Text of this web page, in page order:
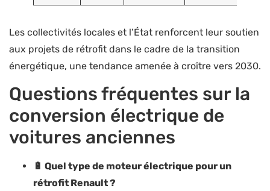
Les collectivités locales et l’État renforcent leur soutien
aux projets de rétrofit dans le cadre de la transition
énergétique, une tendance amenée à croître vers 2030.
Questions fréquentes sur la
conversion électrique de
voitures anciennes
🔋 Quel type de moteur électrique pour un
rétrofit Renault ?